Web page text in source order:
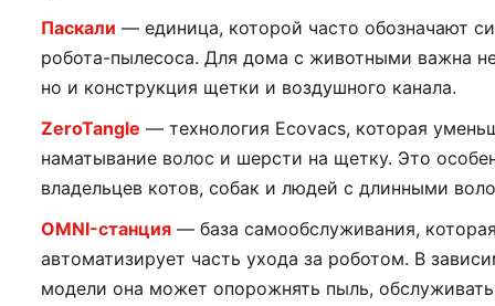
Паскали — единица, которой часто обозначают
робота-пылесоса. Для дома с животными важна
но и конструкция щетки и воздушного канала.
ZeroTangle — технология Ecovacs, которая
наматывание волос и шерсти на щетку. Это
владельцев котов, собак и людей с длинными
OMNI-станция — база самообслуживания,
автоматизирует часть ухода за роботом. В
модели она может опорожнять пыль,